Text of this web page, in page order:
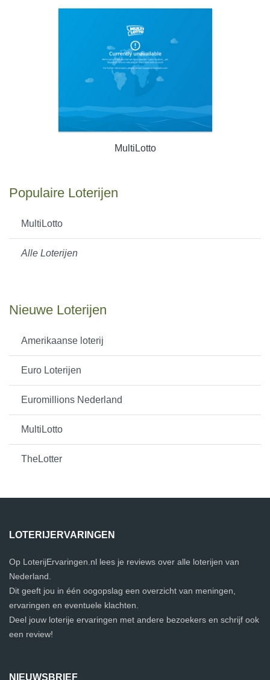
MultiLotto
Populaire Loterijen
MultiLotto
Alle Loterijen
Nieuwe Loterijen
Amerikaanse loterij
Euro Loterijen
Euromillions Nederland
MultiLotto
TheLotter
LOTERIJERVARINGEN
Op LoterijErvaringen.nl lees je reviews over alle loterijen van
Nederland.
Dit geeft jou in één oogopslag een overzicht van meningen,
ervaringen en eventuele klachten.
Deel jouw loterije ervaringen met andere bezoekers en schrijf ook
een review!
NIEUWSBRIEF